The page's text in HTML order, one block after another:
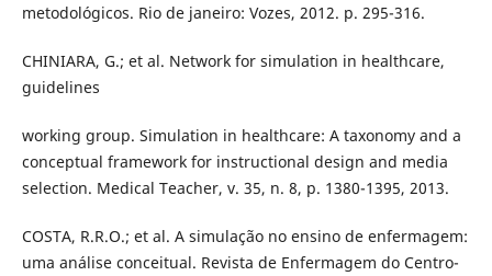
metodológicos. Rio de janeiro: Vozes, 2012. p. 295-316.
CHINIARA, G.; et al. Network for simulation in healthcare,
guidelines
working group. Simulation in healthcare: A taxonomy and a
conceptual framework for instructional design and media
selection. Medical Teacher, v. 35, n. 8, p. 1380-1395, 2013.
COSTA, R.R.O.; et al. A simulação no ensino de enfermagem:
uma análise conceitual. Revista de Enfermagem do Centro-